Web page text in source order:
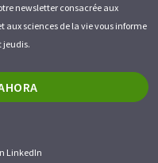
newsletter consacrée aux
sciences de la vie vous informe
jeudis.
LinkedIn